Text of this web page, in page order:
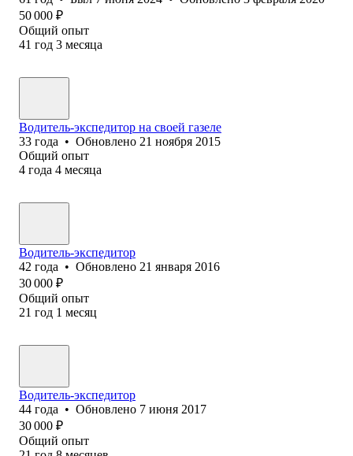
50 000 ₽
Общий опыт
41 год 3 месяца
Водитель-экспедитор на своей газеле
33 года • Обновлено 21 ноября 2015
Общий опыт
4 года 4 месяца
Водитель-экспедитор
42 года • Обновлено 21 января 2016
30 000 ₽
Общий опыт
21 год 1 месяц
Водитель-экспедитор
44 года • Обновлено 7 июня 2017
30 000 ₽
Общий опыт